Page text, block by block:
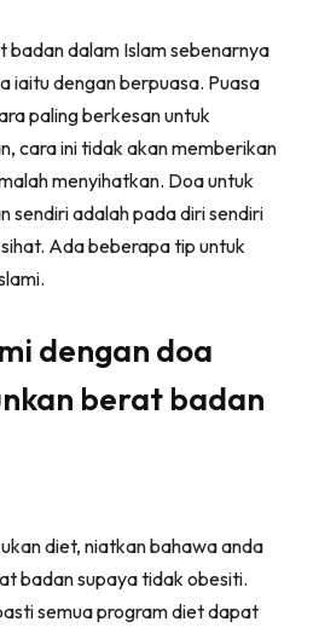
badan dalam Islam sebenarnya
iaitu dengan berpuasa. Puasa
paling berkesan untuk
cara ini tidak akan memberikan
menyihatkan. Doa untuk
sendiri adalah pada diri sendiri
Ada beberapa tip untuk
dengan doa
berat badan
diet, niatkan bahawa anda
badan supaya tidak obesiti.
semua program diet dapat